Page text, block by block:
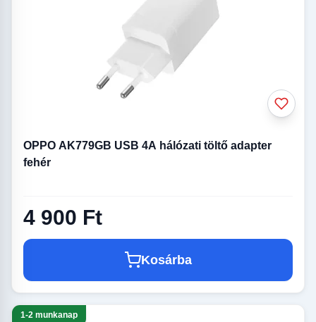
OPPO AK779GB USB 4A hálózati töltő adapter
fehér
4 900 Ft
Kosárba
1-2 munkanap